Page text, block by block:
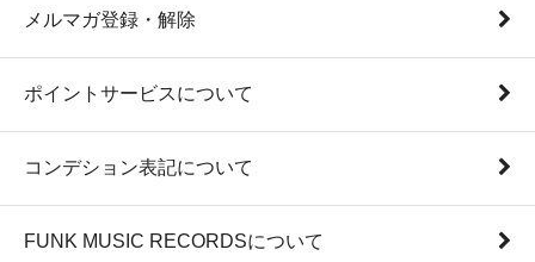
メルマガ登録・解除
ポイントサービスについて
コンデション表記について
FUNK MUSIC RECORDSについて